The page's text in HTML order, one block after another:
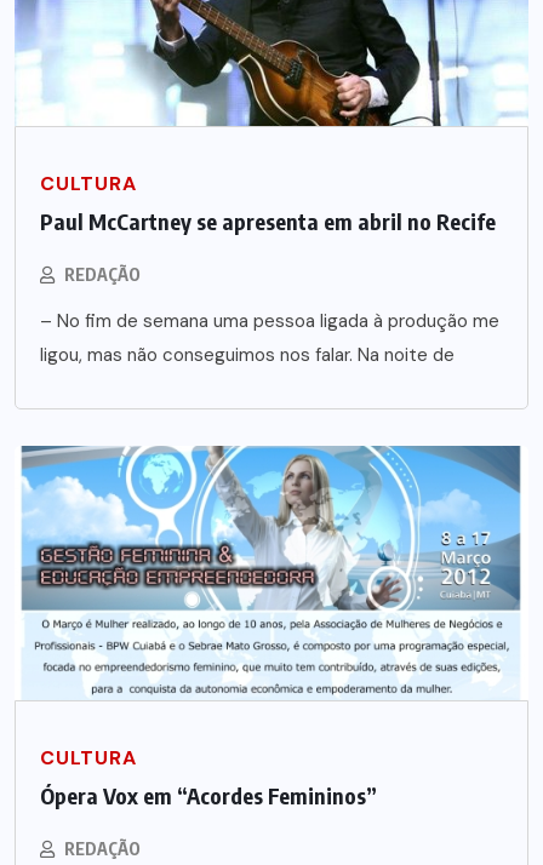
CULTURA
Paul McCartney se apresenta em abril no Recife
REDAÇÃO
– No fim de semana uma pessoa ligada à produção me
ligou, mas não conseguimos nos falar. Na noite de
CULTURA
Ópera Vox em “Acordes Femininos”
REDAÇÃO